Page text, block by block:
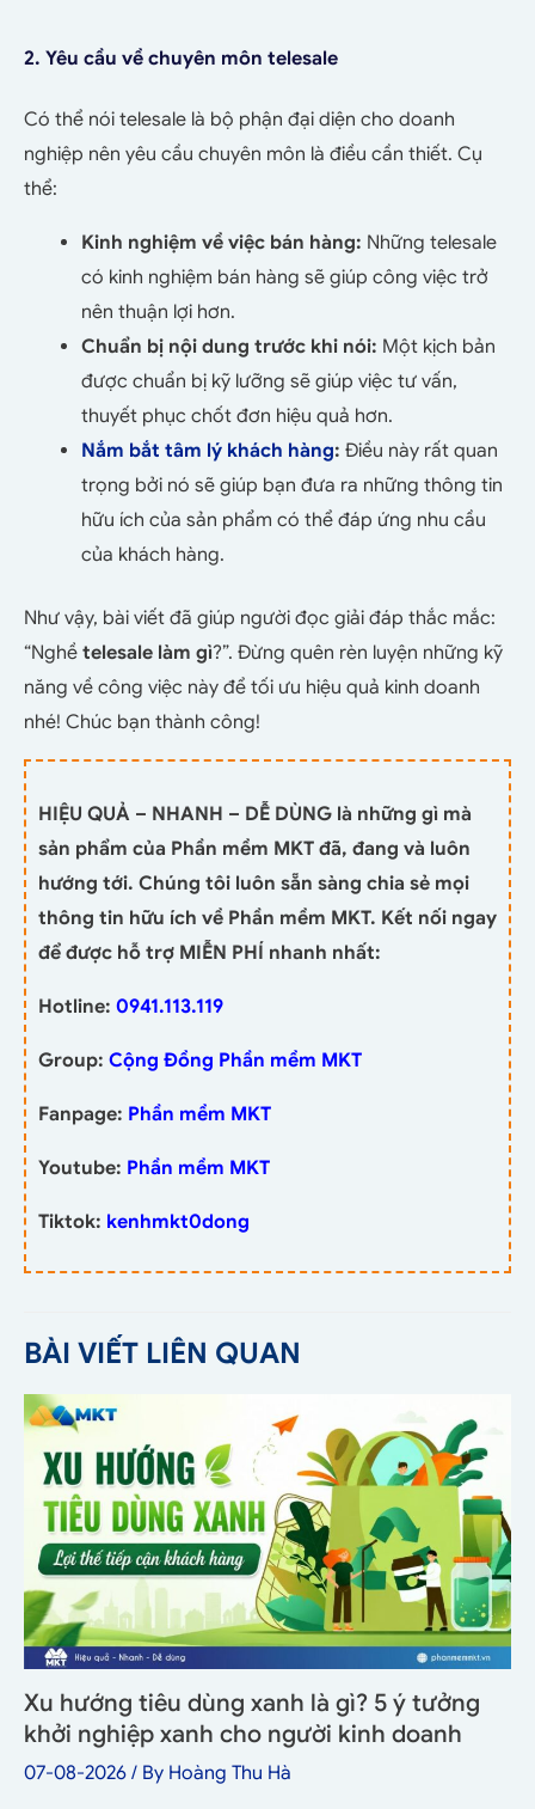
2. Yêu cầu về chuyên môn telesale
Có thể nói telesale là bộ phận đại diện cho doanh
nghiệp nên yêu cầu chuyên môn là điều cần thiết. Cụ
thể:
Kinh nghiệm về việc bán hàng: Những telesale
có kinh nghiệm bán hàng sẽ giúp công việc trở
nên thuận lợi hơn.
Chuẩn bị nội dung trước khi nói: Một kịch bản
được chuẩn bị kỹ lưỡng sẽ giúp việc tư vấn,
thuyết phục chốt đơn hiệu quả hơn.
Nắm bắt tâm lý khách hàng: Điều này rất quan
trọng bởi nó sẽ giúp bạn đưa ra những thông tin
hữu ích của sản phẩm có thể đáp ứng nhu cầu
của khách hàng.
Như vậy, bài viết đã giúp người đọc giải đáp thắc mắc:
“Nghề telesale làm gì?”. Đừng quên rèn luyện những kỹ
năng về công việc này để tối ưu hiệu quả kinh doanh
nhé! Chúc bạn thành công!
HIỆU QUẢ – NHANH – DỄ DÙNG là những gì mà
sản phẩm của Phần mềm MKT đã, đang và luôn
hướng tới. Chúng tôi luôn sẵn sàng chia sẻ mọi
thông tin hữu ích về Phần mềm MKT. Kết nối ngay
để được hỗ trợ MIỄN PHÍ nhanh nhất:
Hotline: 0941.113.119
Group: Cộng Đồng Phần mềm MKT
Fanpage: Phần mềm MKT
Youtube: Phần mềm MKT
Tiktok: kenhmkt0dong
BÀI VIẾT LIÊN QUAN
Xu hướng tiêu dùng xanh là gì? 5 ý tưởng
khởi nghiệp xanh cho người kinh doanh
07-08-2026 / By Hoàng Thu Hà